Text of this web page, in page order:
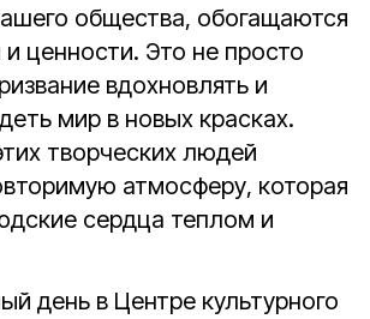
общества, обогащаются
и ценности. Это не просто
вдохновлять и
мир в новых красках.
творческих людей
атмосферу, которая
сердца теплом и
день в Центре культурного